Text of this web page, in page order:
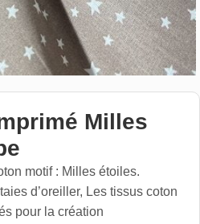
Milles
motif : Milles étoiles.
d’oreiller, Les tissus coton
pour la création